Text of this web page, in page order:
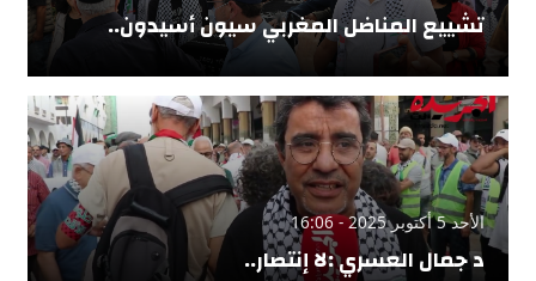
تشييع المناضل المغربي سيون أسيدون..
الأحد 5 أكتوبر 2025 - 16:06
د جمال العسري :لا إنتصار..